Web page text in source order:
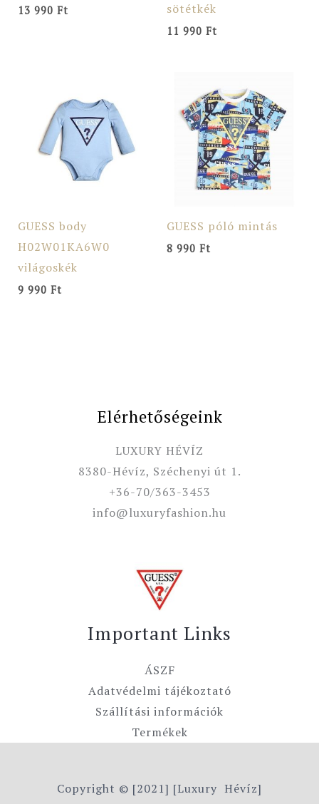
13 990 Ft
sötétkék
11 990 Ft
GUESS body
H02W01KA6W0
világoskék
9 990 Ft
GUESS póló mintás
8 990 Ft
Elérhetőségeink
LUXURY HÉVÍZ
8380-Hévíz, Széchenyi út 1.
+36-70/363-3453
info@luxuryfashion.hu
Important Links
ÁSZF
Adatvédelmi tájékoztató
Szállítási információk
Termékek
Copyright © [2021] [Luxury Hévíz]